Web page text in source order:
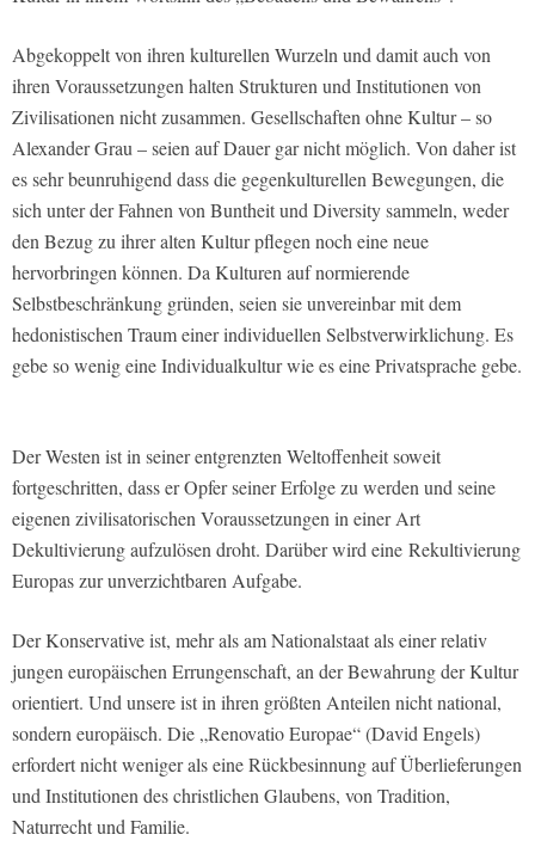
Abgekoppelt von ihren kulturellen Wurzeln und damit auch von
ihren Voraussetzungen halten Strukturen und Institutionen von
Zivilisationen nicht zusammen. Gesellschaften ohne Kultur – so
Alexander Grau – seien auf Dauer gar nicht möglich. Von daher ist
es sehr beunruhigend dass die gegenkulturellen Bewegungen, die
sich unter der Fahnen von Buntheit und Diversity sammeln, weder
den Bezug zu ihrer alten Kultur pflegen noch eine neue
hervorbringen können. Da Kulturen auf normierende
Selbstbeschränkung gründen, seien sie unvereinbar mit dem
hedonistischen Traum einer individuellen Selbstverwirklichung. Es
gebe so wenig eine Individualkultur wie es eine Privatsprache gebe.
Der Westen ist in seiner entgrenzten Weltoffenheit soweit
fortgeschritten, dass er Opfer seiner Erfolge zu werden und seine
eigenen zivilisatorischen Voraussetzungen in einer Art
Dekultivierung aufzulösen droht. Darüber wird eine Rekultivierung
Europas zur unverzichtbaren Aufgabe.
Der Konservative ist, mehr als am Nationalstaat als einer relativ
jungen europäischen Errungenschaft, an der Bewahrung der Kultur
orientiert. Und unsere ist in ihren größten Anteilen nicht national,
sondern europäisch. Die „Renovatio Europae“ (David Engels)
erfordert nicht weniger als eine Rückbesinnung auf Überlieferungen
und Institutionen des christlichen Glaubens, von Tradition,
Naturrecht und Familie.